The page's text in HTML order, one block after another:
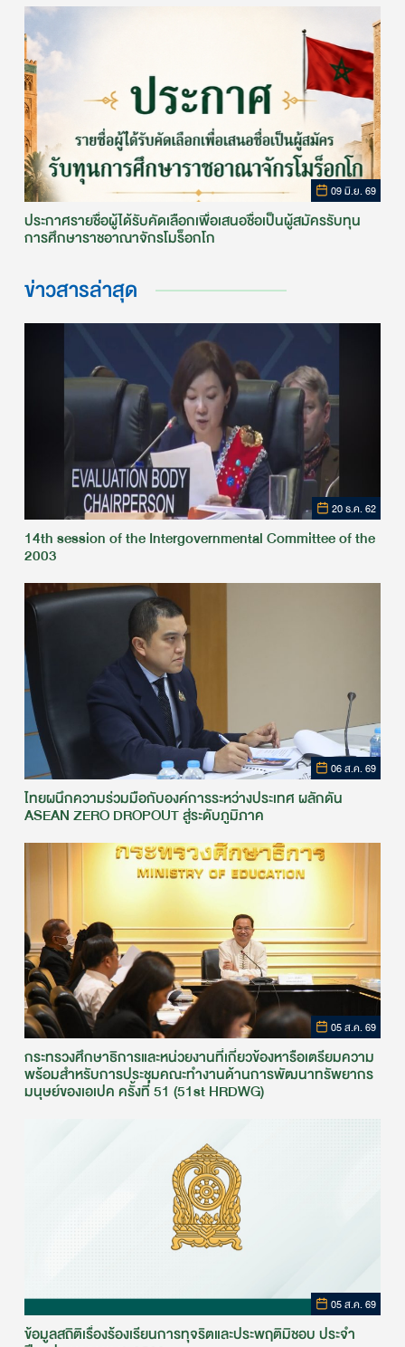
2570
09 มิ.ย. 69
ประกาศรายชื่อผู้ได้รับคัดเลือกเพื่อเสนอชื่อเป็นผู้สมัครรับทุน
การศึกษาราชอาณาจักรโมร็อกโก
ข่าวสารล่าสุด
20 ธ.ค. 62
14th session of the Intergovernmental Committee of the
2003
06 ส.ค. 69
ไทยผนึกความร่วมมือกับองค์การระหว่างประเทศ ผลักดัน
ASEAN ZERO DROPOUT สู่ระดับภูมิภาค
05 ส.ค. 69
กระทรวงศึกษาธิการและหน่วยงานที่เกี่ยวข้องหารือเตรียมความ
พร้อมสำหรับการประชุมคณะทำงานด้านการพัฒนาทรัพยากร
มนุษย์ของเอเปค ครั้งที่ 51 (51st HRDWG)
05 ส.ค. 69
ข้อมูลสถิติเรื่องร้องเรียนการทุจริตและประพฤติมิชอบ ประจำ